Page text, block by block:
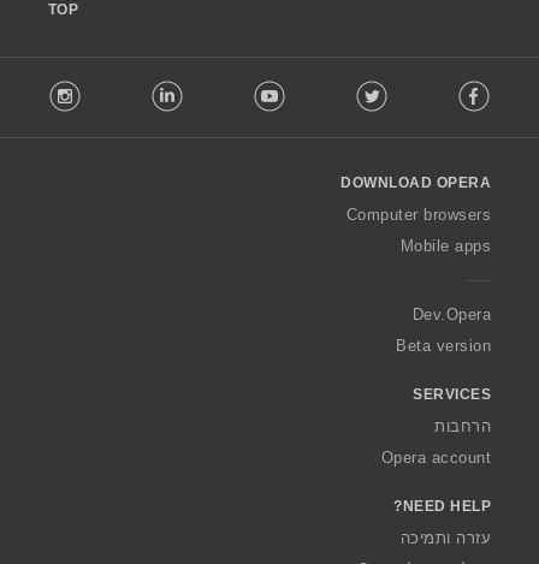
TOP
o
w
O
a
Facebook
Twitter
Youtube
LinkedIn
DOWNLOAD OPERA
Computer browsers
Mobile apps
Dev.Opera
Beta version
SERVICES
הרחבות
Opera account
NEED HELP?
עזרה ותמיכה